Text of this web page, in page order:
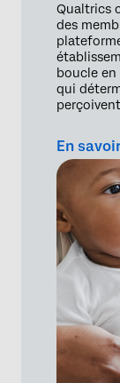
Qualtrics
des
boucle
qui
En